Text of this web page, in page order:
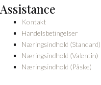
Assistance
Kontakt
Handelsbetingelser
Næringsindhold (Standard)
Næringsindhold (Valentin)
Næringsindhold (Påske)